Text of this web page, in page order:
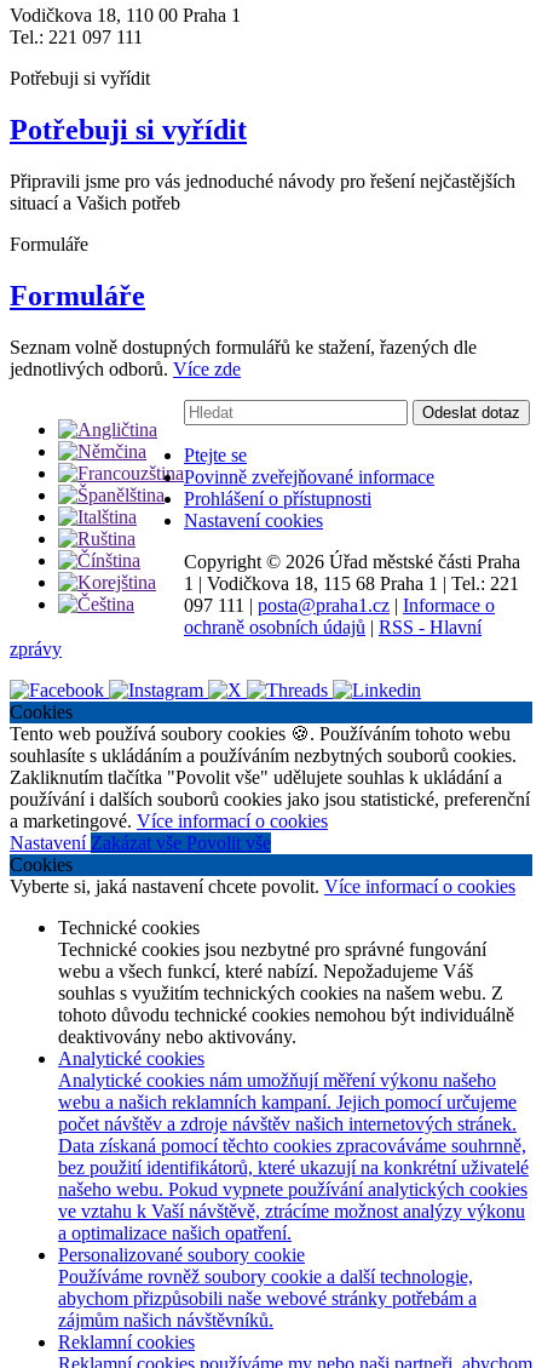
Vodičkova 18, 110 00 Praha 1
Tel.: 221 097 111
Potřebuji si vyřídit
Potřebuji si vyřídit
Připravili jsme pro vás jednoduché návody pro řešení nejčastějších
situací a Vašich potřeb
Formuláře
Formuláře
Seznam volně dostupných formulářů ke stažení, řazených dle
jednotlivých odborů. Více zde
Vyhledávání:
Odeslat dotaz
Ptejte se
Povinně zveřejňované informace
Prohlášení o přístupnosti
Nastavení cookies
Copyright © 2026 Úřad městské části Praha
1 | Vodičkova 18, 115 68 Praha 1 | Tel.: 221
097 111 | posta@praha1.cz | Informace o
ochraně osobních údajů | RSS - Hlavní
zprávy
Cookies
Tento web používá soubory cookies 🍪. Používáním tohoto webu
souhlasíte s ukládáním a používáním nezbytných souborů cookies.
Zakliknutím tlačítka "Povolit vše" udělujete souhlas k ukládání a
používání i dalších souborů cookies jako jsou statistické, preferenční
a marketingové. Více informací o cookies
Nastavení Zakázat vše Povolit vše
Cookies
Vyberte si, jaká nastavení chcete povolit. Více informací o cookies
Technické cookies
Technické cookies jsou nezbytné pro správné fungování
webu a všech funkcí, které nabízí. Nepožadujeme Váš
souhlas s využitím technických cookies na našem webu. Z
tohoto důvodu technické cookies nemohou být individuálně
deaktivovány nebo aktivovány.
Analytické cookies
Analytické cookies nám umožňují měření výkonu našeho
webu a našich reklamních kampaní. Jejich pomocí určujeme
počet návštěv a zdroje návštěv našich internetových stránek.
Data získaná pomocí těchto cookies zpracováváme souhrnně,
bez použití identifikátorů, které ukazují na konkrétní uživatelé
našeho webu. Pokud vypnete používání analytických cookies
ve vztahu k Vaší návštěvě, ztrácíme možnost analýzy výkonu
a optimalizace našich opatření.
Personalizované soubory cookie
Používáme rovněž soubory cookie a další technologie,
abychom přizpůsobili naše webové stránky potřebám a
zájmům našich návštěvníků.
Reklamní cookies
Reklamní cookies používáme my nebo naši partneři, abychom